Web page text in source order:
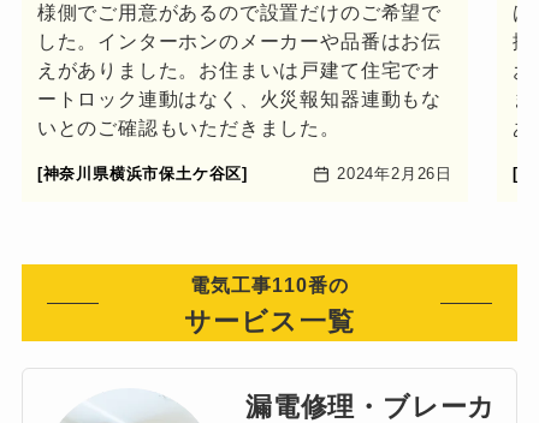
様側でご用意があるので設置だけのご希望で
した。インターホンのメーカーや品番はお伝
えがありました。お住まいは戸建て住宅でオ
ートロック連動はなく、火災報知器連動もな
いとのご確認もいただきました。
[神奈川県横浜市保土ケ谷区] 2024年2月26日
は
換
お
あ
[
電気工事110番の
サービス一覧
漏電修理・ブレーカ